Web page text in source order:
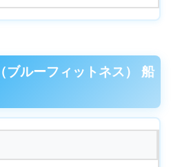
ルーフィットネス） 船